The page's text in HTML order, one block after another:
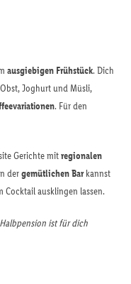
ausgiebigen Frühstück. Dich
Joghurt und Müsli,
. Für den
Gerichte mitregionalen
dergemütlichen Barkannst
Cocktail ausklingen lassen.
ist für dich